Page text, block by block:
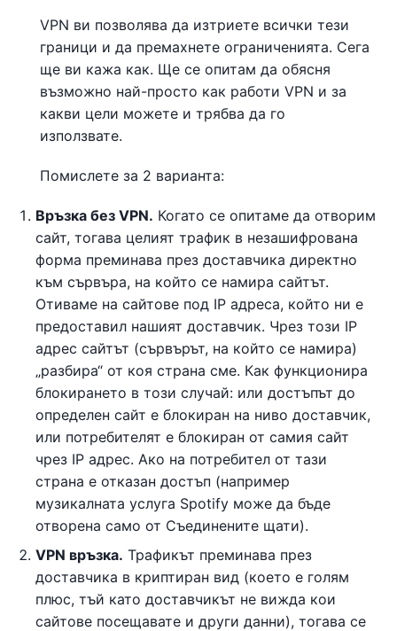
VPN ви позволява да изтриете всички тези
граници и да премахнете ограниченията. Сега
ще ви кажа как. Ще се опитам да обясня
възможно най-просто как работи VPN и за
какви цели можете и трябва да го
използвате.
Помислете за 2 варианта:
Връзка без VPN. Когато се опитаме да отворим
сайт, тогава целият трафик в незашифрована
форма преминава през доставчика директно
към сървъра, на който се намира сайтът.
Отиваме на сайтове под IP адреса, който ни е
предоставил нашият доставчик. Чрез този IP
адрес сайтът (сървърът, на който се намира)
„разбира“ от коя страна сме. Как функционира
блокирането в този случай: или достъпът до
определен сайт е блокиран на ниво доставчик,
или потребителят е блокиран от самия сайт
чрез IP адрес. Ако на потребител от тази
страна е отказан достъп (например
музикалната услуга Spotify може да бъде
отворена само от Съединените щати).
VPN връзка. Трафикът преминава през
доставчика в криптиран вид (което е голям
плюс, тъй като доставчикът не вижда кои
сайтове посещавате и други данни), тогава се